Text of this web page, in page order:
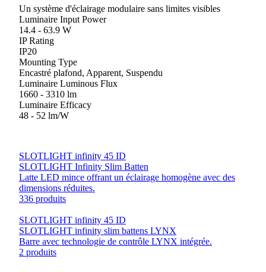
Un système d'éclairage modulaire sans limites visibles
Luminaire Input Power
14.4 - 63.9 W
IP Rating
IP20
Mounting Type
Encastré plafond, Apparent, Suspendu
Luminaire Luminous Flux
1660 - 3310 lm
Luminaire Efficacy
48 - 52 lm/W
SLOTLIGHT infinity 45 ID
SLOTLIGHT Infinity Slim Batten
Latte LED mince offrant un éclairage homogène avec des
dimensions réduites.
336 produits
SLOTLIGHT infinity 45 ID
SLOTLIGHT infinity slim battens LYNX
Barre avec technologie de contrôle LYNX intégrée.
2 produits